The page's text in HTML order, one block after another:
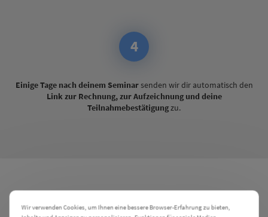
4
Einige Tage nach deinem Seminarsenden wir dir automatisch den
Link zur Rechnung, zur Aufzeichnung und deine
Teilnahmebestätigung zu.
Wir verwenden Cookies, um Ihnen eine bessere Browser-Erfahrung zu bieten,